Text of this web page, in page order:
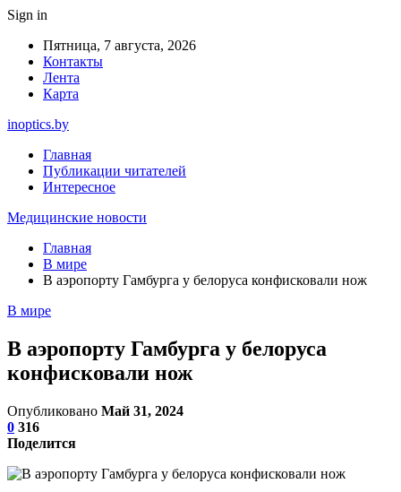
Sign in
Пятница, 7 августа, 2026
Контакты
Лента
Карта
inoptics.by
Главная
Публикации читателей
Интересное
Медицинские новости
Главная
В мире
В аэропорту Гамбурга у белоруса конфисковали нож
В мире
В аэропорту Гамбурга у белоруса
конфисковали нож
Опубликовано Май 31, 2024
0 316
Поделится